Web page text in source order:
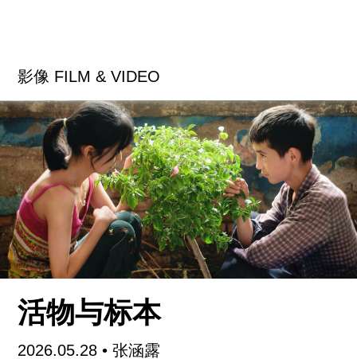
梳理出一条与道路系统有关的创作主线。我关注的
是，云南被什么样的道路所定义，以及我应如何来
讨论这些由不同道路所中介的云南旅程对地方的塑
造。
2022年，我创作了《你不要到南方去，你不要到北
方去》。简单来说，就是我从澜沧江打了一壶水，
把它背到了怒江，并且倒了进去。这两条最终奔向
不同大洋的河流，在最近处只有约50公里，贯穿二
运一壶水时，我所见的那些道路变迁对地方感知的
形塑，直接启发我做了此次展览中的作品之一《叠
层与漂砾》（2023-2024）——在这件作品中，我
影像 FILM & VIDEO
活物与标本
2026.05.28•张涵露